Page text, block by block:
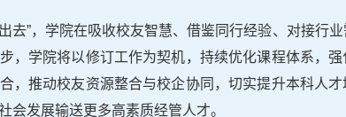
去”，学院在吸收校友智慧、借鉴同行经验、对接行
，学院将以修订工作为契机，持续优化课程体系，
，推动校友资源整合与校企协同，切实提升本科人才
会发展输送更多高素质经管人才。